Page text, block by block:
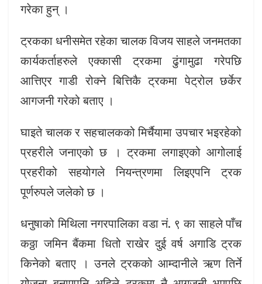
गरेका हुन् ।
ट्रकका धनीसमेत रहेका चालक विजय साहले जनमतका
कार्यकर्ताहरुले एक्कासी ट्रकमा ढुंगामुढा गरेपछि
आत्तिएर गाडी रोक्ने बित्तिकै ट्रकमा पेट्रोल छर्केर
आगजनी गरेको बताए ।
घाइते चालक र सहचालकको मिर्चैयामा उपचार भइरहेको
प्रहरीले जनाएको छ । ट्रकमा लगाइएको आगोलाई
प्रहरीको सहयोगले नियन्त्रणमा लिइएपनि ट्रक
पूर्णरुपले जलेको छ ।
धनुषाको मिथिला नगरपालिका वडा नं. ९ का साहले पाँच
कठ्ठा जमिन बैंकमा धितो राखेर दुई वर्ष अगाडि ट्रक
किनेको बताए । उनले ट्रकको आम्दानीले ऋण तिर्ने